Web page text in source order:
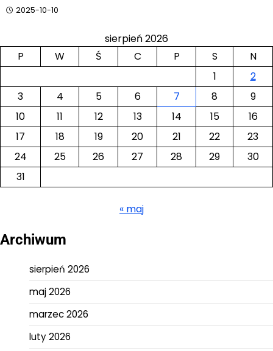
2025-10-10
sierpień 2026
P
W Ś C P S
N
1
2
3
4 5 6 7 8
9
10
11 12 13 14 15
16
17
18 19 20 21 22
23
24
25 26 27 28 29
30
31
« maj
Archiwum
sierpień 2026
maj 2026
marzec 2026
luty 2026